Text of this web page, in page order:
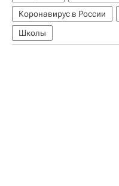
Коронавирус в России
Школы